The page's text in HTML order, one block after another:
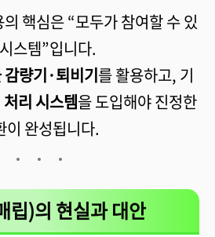
핵심은 “모두가 참여할 수 있
스템”입니다.
감량기·퇴비기를 활용하고, 기
리 시스템을 도입해야 진정한
이 완성됩니다.
립)의 현실과 대안